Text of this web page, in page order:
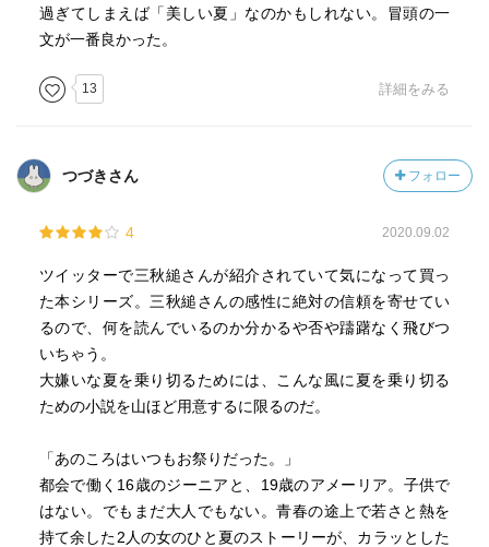
過ぎてしまえば「美しい夏」なのかもしれない。冒頭の一
文が一番良かった。
13 詳細をみる
つづきさん フォロー
4 2020.09.02
ツイッターで三秋縋さんが紹介されていて気になって買っ
た本シリーズ。三秋縋さんの感性に絶対の信頼を寄せてい
るので、何を読んでいるのか分かるや否や躊躇なく飛びつ
いちゃう。
大嫌いな夏を乗り切るためには、こんな風に夏を乗り切る
ための小説を山ほど用意するに限るのだ。
「あのころはいつもお祭りだった。」
都会で働く16歳のジーニアと、19歳のアメーリア。子供で
はない。でもまだ大人でもない。青春の途上で若さと熱を
持て余した2人の女のひと夏のストーリーが、カラッとした